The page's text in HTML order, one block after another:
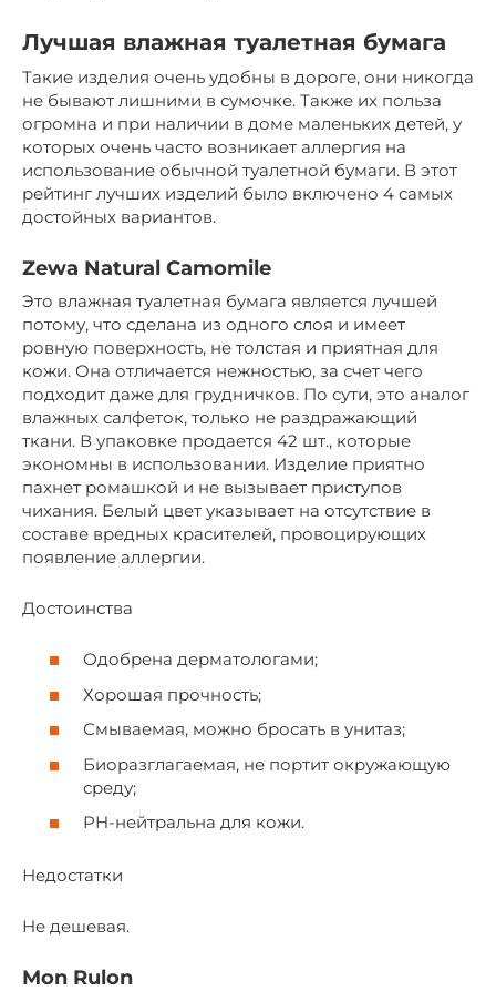
Лучшая влажная туалетная бумага
Такие изделия очень удобны в дороге, они никогда
не бывают лишними в сумочке. Также их польза
огромна и при наличии в доме маленьких детей, у
которых очень часто возникает аллергия на
использование обычной туалетной бумаги. В этот
рейтинг лучших изделий было включено 4 самых
достойных вариантов.
Zewa Natural Camomile
Это влажная туалетная бумага является лучшей
потому, что сделана из одного слоя и имеет
ровную поверхность, не толстая и приятная для
кожи. Она отличается нежностью, за счет чего
подходит даже для грудничков. По сути, это аналог
влажных салфеток, только не раздражающий
ткани. В упаковке продается 42 шт., которые
экономны в использовании. Изделие приятно
пахнет ромашкой и не вызывает приступов
чихания. Белый цвет указывает на отсутствие в
составе вредных красителей, провоцирующих
появление аллергии.
Достоинства
Одобрена дерматологами;
Хорошая прочность;
Смываемая, можно бросать в унитаз;
Биоразглагаемая, не портит окружающую
среду;
PH-нейтральна для кожи.
Недостатки
Не дешевая.
Mon Rulon